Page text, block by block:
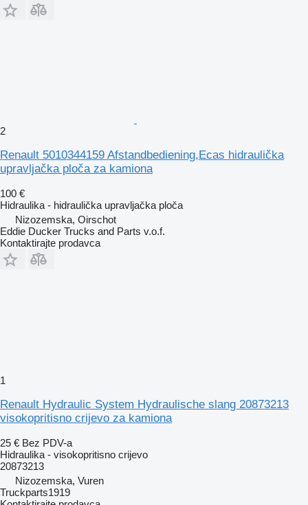
2
Renault 5010344159 Afstandbediening,Ecas hidraulička
upravljačka ploča za kamiona
100 €
Hidraulika - hidraulička upravljačka ploča
Nizozemska, Oirschot
Eddie Ducker Trucks and Parts v.o.f.
Kontaktirajte prodavca
1
Renault Hydraulic System Hydraulische slang 20873213
visokopritisno crijevo za kamiona
25 € Bez PDV-a
Hidraulika - visokopritisno crijevo
20873213
Nizozemska, Vuren
Truckparts1919